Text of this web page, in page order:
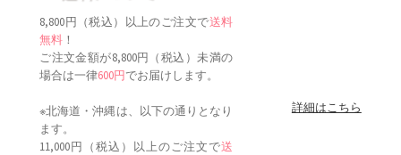
8,800円（税込）以上のご注文で送料
無料 ！
ご注文金額が8,800円（税込）未満の
場合は一律600円でお届けします。
※北海道・沖縄は、以下の通りとなり
ます。
11,000円（税込）以上のご注文で送
詳細はこちら